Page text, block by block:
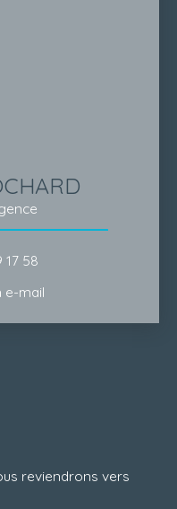
17 58
e-mail
reviendrons vers